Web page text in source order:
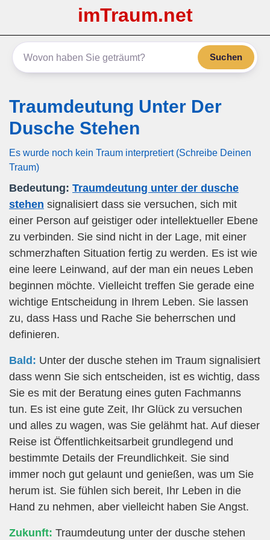
imTraum.net
Suchen
Traumdeutung Unter Der
Dusche Stehen
Es wurde noch kein Traum interpretiert (Schreibe Deinen
Traum)
Bedeutung: Traumdeutung unter der dusche
stehen signalisiert dass sie versuchen, sich mit
einer Person auf geistiger oder intellektueller Ebene
zu verbinden. Sie sind nicht in der Lage, mit einer
schmerzhaften Situation fertig zu werden. Es ist wie
eine leere Leinwand, auf der man ein neues Leben
beginnen möchte. Vielleicht treffen Sie gerade eine
wichtige Entscheidung in Ihrem Leben. Sie lassen
zu, dass Hass und Rache Sie beherrschen und
definieren.
Bald: Unter der dusche stehen im Traum signalisiert
dass wenn Sie sich entscheiden, ist es wichtig, dass
Sie es mit der Beratung eines guten Fachmanns
tun. Es ist eine gute Zeit, Ihr Glück zu versuchen
und alles zu wagen, was Sie gelähmt hat. Auf dieser
Reise ist Öffentlichkeitsarbeit grundlegend und
bestimmte Details der Freundlichkeit. Sie sind
immer noch gut gelaunt und genießen, was um Sie
herum ist. Sie fühlen sich bereit, Ihr Leben in die
Hand zu nehmen, aber vielleicht haben Sie Angst.
Zukunft: Traumdeutung unter der dusche stehen